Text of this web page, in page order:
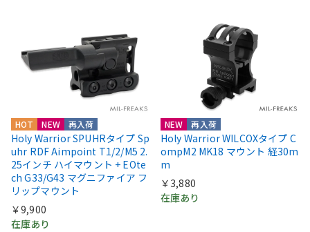
HOT NEW 再入荷
Holy Warrior SPUHRタイプ Sp
uhr RDF Aimpoint T1/2/M5 2.
25インチ ハイマウント + EOte
ch G33/G43 マグニファイア フ
リップマウント
￥9,900
在庫あり
NEW 再入荷
Holy Warrior WILCOXタイプ C
ompM2 MK18 マウント 経30m
m
￥3,880
在庫あり